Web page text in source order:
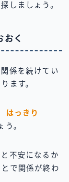
しましょう。
おく
係を続けてい
ます。
はっきり
う。
不安になるか
で関係が終わ